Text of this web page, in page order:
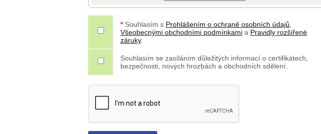
* Souhlasím s Prohlášením o ochraně osobních údajů
Všeobecnými obchodními podmínkami a Pravidly rozšířené
záruky.
Souhlasím se zasíláním důležitých informací o certifikátech,
bezpečnosti, nových hrozbách a obchodních sdělení.